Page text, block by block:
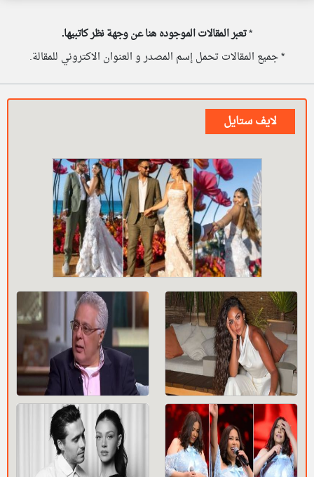
*تعبر المقالات الموجوده هنا عن وجهة نظر كاتبيها.
* جميع المقالات تحمل إسم المصدر و العنوان الاكتروني للمقالة.
لايف ستايل